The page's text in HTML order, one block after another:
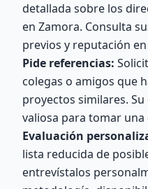
detallada sobre los
en Zamora. Consulta
previos y reputación en
Pide referencias:
colegas o amigos que
proyectos similares.
valiosa para tomar
Evaluación
lista reducida de
entrevístalos